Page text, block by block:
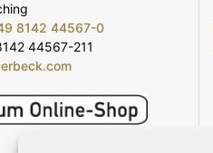
8142 44567-0
44567-211